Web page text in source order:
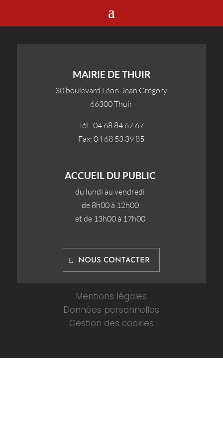
MAIRIE DE THUIR
30 boulevard Léon-Jean Grégory
66300 Thuir
Tél.: 04 68 84 67 67
Fax: 04 68 53 39 85
ACCUEIL DU PUBLIC
du lundi au vendredi
de 8h00 à 12h00
et de 13h00 à 17h00
NOUS CONTACTER
Mentions légales
Données personnelles
Gestion des cookies